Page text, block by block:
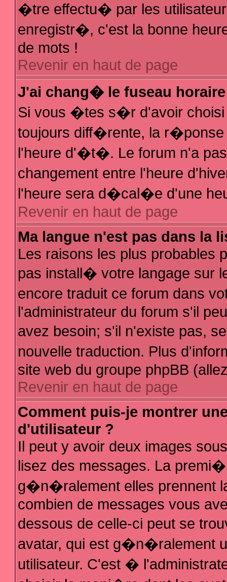
�tre effectu� par les
enregistr�, c'est la bonne
de mots !
Revenir en haut de page
J'ai chang� le fuseau
Si vous �tes s�r d'avoir choisi
toujours diff�rente, la
l'heure d'�t�. Le forum n'a
changement entre l'heure
l'heure sera d�cal�e d'une
Revenir en haut de page
Ma langue n'est pas dans la
Les raisons les plus probables
pas install� votre langage sur
encore traduit ce forum dans
l'administrateur du forum s'il
avez besoin; s'il n'existe pas,
nouvelle traduction. Plus
site web du groupe phpBB
Revenir en haut de page
Comment puis-je montrer
d'utilisateur ?
Il peut y avoir deux images
lisez des messages. La
g�n�ralement elles prennent
combien de messages vous
dessous de celle-ci peut se
avatar, qui est g�n�ralement
utilisateur. C'est �